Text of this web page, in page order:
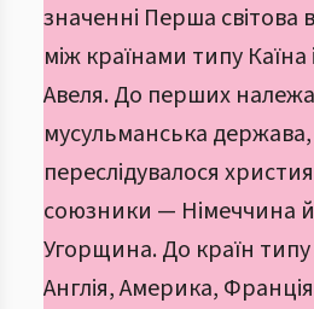
значенні Перша світова
між країнами типу
Авеля. До перших
мусульманська держава,
переслідувалося
союзники — Німеччина
Угорщина. До країн
Англія, Америка,